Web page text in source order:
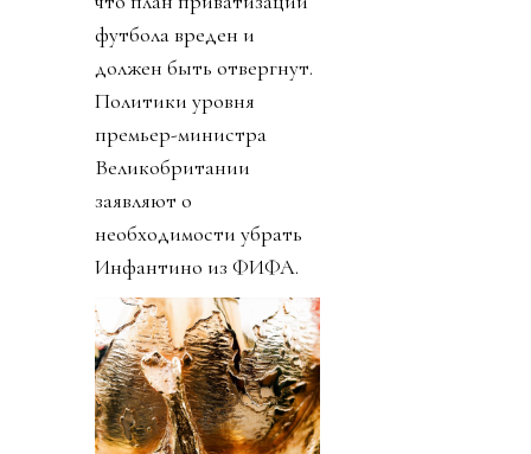
футбола вреден и
должен быть отвергнут.
Политики уровня
премьер-министра
Великобритании
заявляют о
необходимости убрать
Инфантино из ФИФА.